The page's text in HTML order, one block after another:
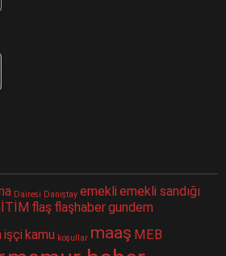
Dairesi Danıştay emekliemekli sandığı
flaş flaşhabergundem
işçikamu koşullar maaş MEB